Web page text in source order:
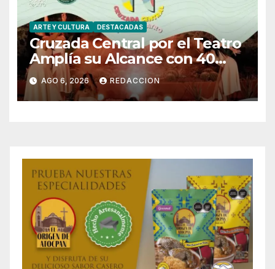
ARTE Y CULTURA DESTACADAS
Cruzada Central por el Teatro
Amplía su Alcance con 40
Días de Actividades
AGO 6, 2026 REDACCION